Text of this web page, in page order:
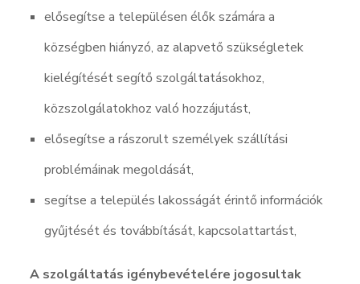
elősegítse a településen élők számára a
községben hiányzó, az alapvető szükségletek
kielégítését segítő szolgáltatásokhoz,
közszolgálatokhoz való hozzájutást,
elősegítse a rászorult személyek szállítási
problémáinak megoldását,
segítse a település lakosságát érintő információk
gyűjtését és továbbítását, kapcsolattartást,
A szolgáltatás igénybevételére jogosultak